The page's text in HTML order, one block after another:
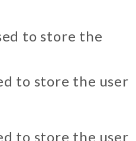
to store the
to store the user
to store the user